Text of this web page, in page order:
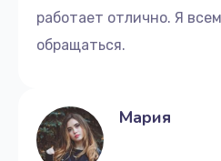
работает отлично. Я
обращаться.
Мария